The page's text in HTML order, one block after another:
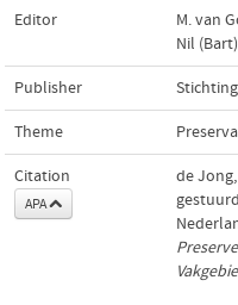
Editor M. van
Nil (Bart)
Publisher
Theme
Citation
APA
de